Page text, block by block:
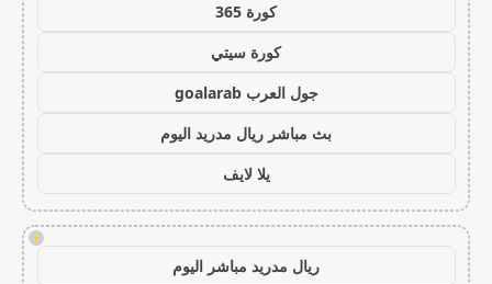
كورة 365
كورة سيتي
جول العرب goalarab
بث مباشر ريال مدريد اليوم
يلا لايف
!
ريال مدريد مباشر اليوم